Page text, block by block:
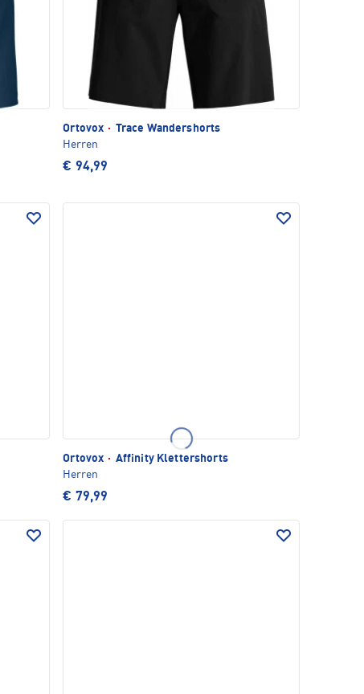
Ortovox · Trace Wandershorts
Herren
€ 94,99
Ortovox · Affinity Klettershorts
Herren
€ 79,99